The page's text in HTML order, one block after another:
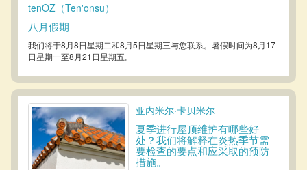
tenOZ（Ten'onsu）
八月假期
我们将于8月8日星期二和8月5日星期三与您联系。暑假时间为8月17
日星期一至8月21日星期五。
亚内米尔·卡贝米尔
夏季进行屋顶维护有哪些好
处？我们将解释在炎热季节需
要检查的要点和应采取的预防
措施。